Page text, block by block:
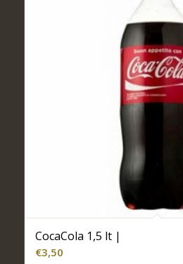
CocaCola 1,5 lt |
€3,50